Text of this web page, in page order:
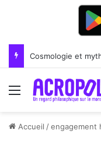
Cosmologie et
Menu
Accueil /engagement